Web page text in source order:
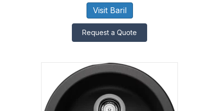
Visit Baril
Request a Quote